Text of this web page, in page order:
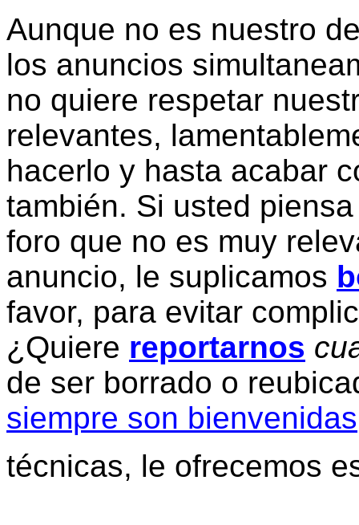
Aunque no es nuestro
los anuncios
no quiere respetar
relevantes,
hacerlo y hasta acabar
también. Si usted
foro que no es muy
anuncio, le suplicamos
favor, para evitar
¿Quiere reportarnos
de ser borrado o
siempre son bienvenidas
técnicas, le ofrecemos